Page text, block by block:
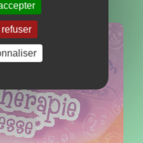
refuser